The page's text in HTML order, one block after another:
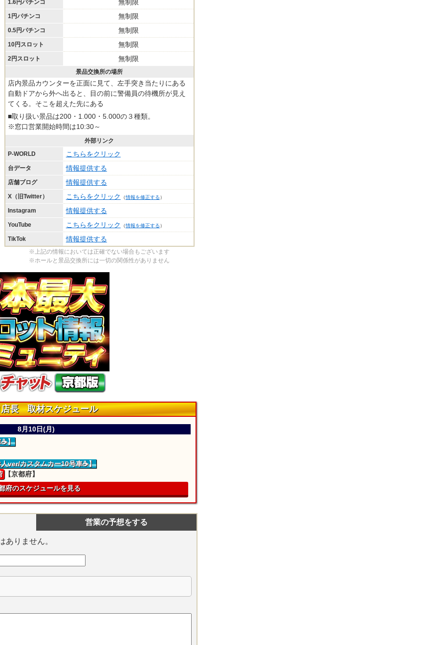
1.6円パチンコ
無制限
1円パチンコ 無制限
0.5円パチンコ 無制限
10円スロット 無制限
2円スロット 無制限
景品交換所の場所
店内景品カウンターを正面に見て、左手突き当たりにある
自動ドアから外へ出ると、目の前に警備員の待機所が見え
てくる。そこを超えた先にある
■取り扱い景品は200・1.000・5.000の３種類。
※窓口営業開始時間は10:30～
外部リンク
P-WORLD
こちらをクリック
台データ 情報提供する
店舗ブログ 情報提供する
X（旧Twitter） こちらをクリック （情報を修正する）
Instagram 情報提供する
YouTube こちらをクリック （情報を修正する）
TikTok 情報提供する
※上記の情報においては正確でない場合もございます
※ホールと景品交換所には一切の関係性がありません
店長 取材スケジュール
8月10日(月)
】
ver/カスタムカー10号車☕】
【京都府】
府のスケジュールを見る
営業の予想をする
ありません。